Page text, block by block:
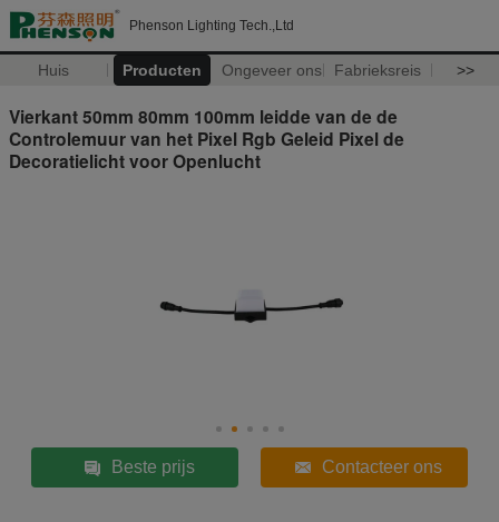
Phenson Lighting Tech.,Ltd
Huis Producten Ongeveer ons Fabrieksreis >>
Vierkant 50mm 80mm 100mm leidde van de de
Controlemuur van het Pixel Rgb Geleid Pixel de
Decoratielicht voor Openlucht
Beste prijs Contacteer ons